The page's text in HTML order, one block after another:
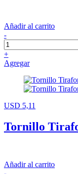
Añadir al carrito
-
+
Agregar
USD 5,11
Tornillo
Añadir al carrito